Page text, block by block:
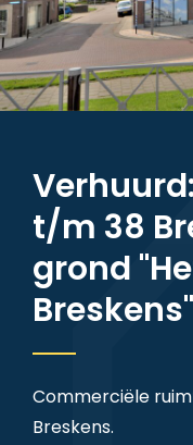
t/m 38
grond
Commerciële
Breskens.